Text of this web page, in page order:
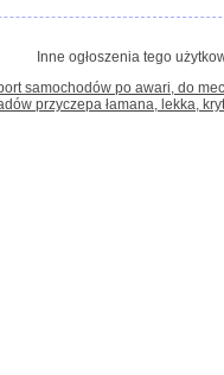
Inne ogłoszenia tego
samochodów po awari, do
przyczepa łamana, lekka,